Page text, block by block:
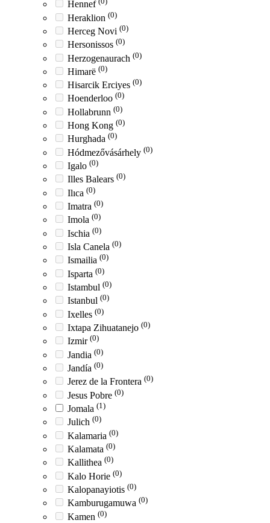
Hennef
Heraklion (0)
Herceg Novi (0)
Hersonissos (0)
Herzogenaurach (0)
Himarë (0)
Hisarcik Erciyes (0)
Hoenderloo (0)
Hollabrunn (0)
Hong Kong (0)
Hurghada (0)
Hódmezővásárhely (0)
Igalo (0)
Illes Balears (0)
Ilıca (0)
Imatra (0)
Imola (0)
Ischia (0)
Isla Canela (0)
Ismailia (0)
Isparta (0)
Istambul (0)
Istanbul (0)
Ixelles (0)
Ixtapa Zihuatanejo (0)
Izmir (0)
Jandia (0)
Jandía (0)
Jerez de la Frontera (0)
Jesus Pobre (0)
Jomala (1)
Julich (0)
Kalamaria (0)
Kalamata (0)
Kallithea (0)
Kalo Horie (0)
Kalopanayiotis (0)
Kamburugamuwa (0)
Kamen (0)